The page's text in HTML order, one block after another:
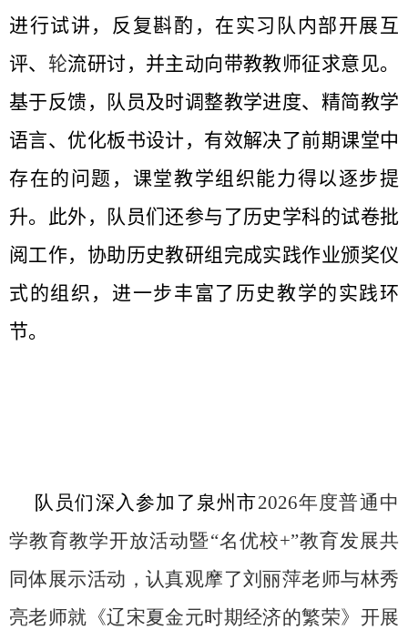
进行试讲，反复斟酌，在实习队内部开展互
评、 轮流研讨，并主动向带教教师征求意见。
基于反馈，队员及时调整教学进度、精简教学
语言、优化板书设计，有效解决了前期课堂中
存在的问题，课堂教学组织能力得以逐步提
升。此外，队员们还参与了历史学科的试卷批
阅工作，协助历史教研组完成实践作业颁奖仪
式的组织，进一步丰富了历史教学的实践环
节。
队员们深入参加了泉州市2026年度普通中
学教育教学开放活动暨“名优校+”教育发展共
同体展示活动，认真观摩了刘丽萍老师与林秀
亮老师就《辽宋夏金元时期经济的繁荣》开展